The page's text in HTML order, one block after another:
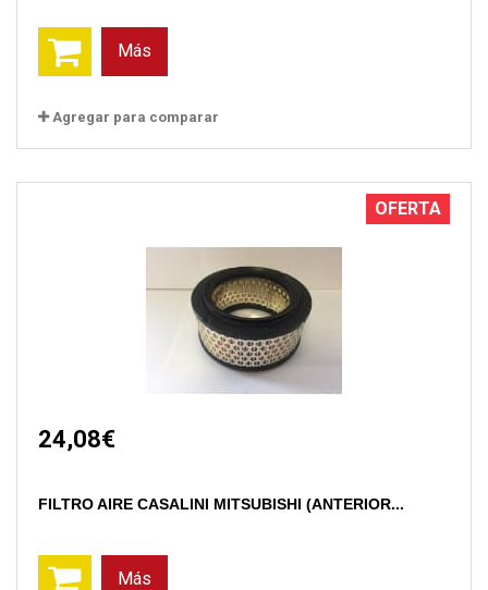
Más
Agregar para comparar
OFERTA
24,08€
FILTRO AIRE CASALINI MITSUBISHI (ANTERIOR...
Más